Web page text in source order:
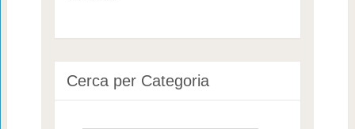
Cerca per Categoria